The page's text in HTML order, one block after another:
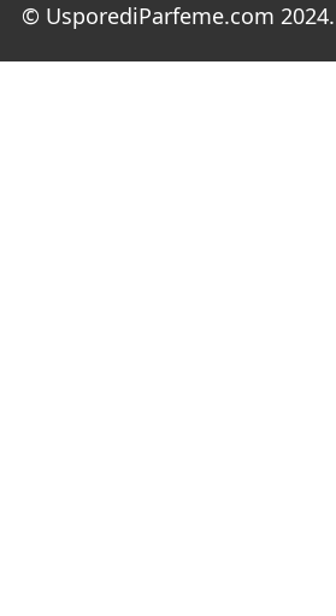
© UsporediParfeme.com